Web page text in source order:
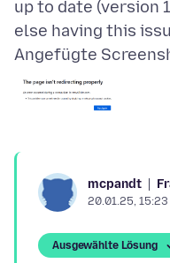
up to date (version
Angefügte
mcpandt
20.01.25, 15:23
Ausgewählte Lösung